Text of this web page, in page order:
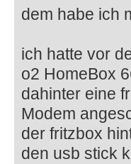
dem habe ich
ich hatte vor
o2 HomeBox
dahinter eine
Modem
der fritzbox
den usb stick